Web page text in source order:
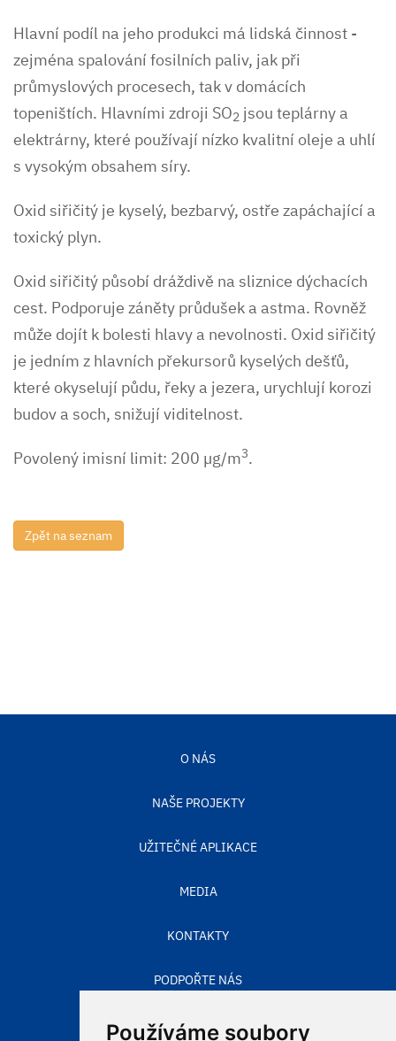
Používáme soubory
Hlavní podíl na jeho produkci má lidská činnost -
zejména spalování fosilních paliv, jak při
průmyslových procesech, tak v domácích
topeništích. Hlavními zdroji SO2 jsou teplárny a
elektrárny, které používají nízko kvalitní oleje a uhlí
s vysokým obsahem síry.
Oxid siřičitý je kyselý, bezbarvý, ostře zapáchající a
toxický plyn.
Oxid siřičitý působí dráždivě na sliznice dýchacích
cest. Podporuje záněty průdušek a astma. Rovněž
může dojít k bolesti hlavy a nevolnosti. Oxid siřičitý
je jedním z hlavních překursorů kyselých dešťů,
které okyselují půdu, řeky a jezera, urychlují korozi
budov a soch, snižují viditelnost.
Povolený imisní limit: 200 µg/m3.
O NÁS
NAŠE PROJEKTY
UŽITEČNÉ APLIKACE
MEDIA
KONTAKTY
PODPOŘTE NÁS
STAV OVZDUŠÍ